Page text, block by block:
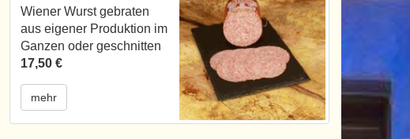
Wiener Wurst gebraten
aus eigener Produktion im
Ganzen oder geschnitten
17,50 €
mehr